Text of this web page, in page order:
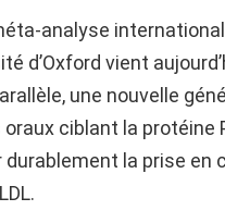
analyse
d’Oxford vient
une nouvelle
ciblant la protéine
la prise en